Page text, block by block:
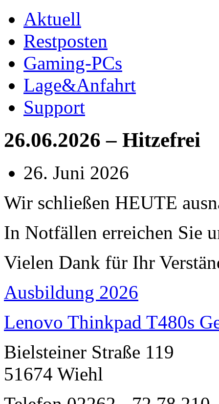
Aktuell
Restposten
Gaming-PCs
Lage&Anfahrt
Support
26.06.2026 – Hitzefrei
26. Juni 2026
Wir schließen HEUTE
In Notfällen erreichen Sie
Vielen Dank für Ihr
Ausbildung 2026
Lenovo Thinkpad T480s
Bielsteiner Straße 119
51674 Wiehl